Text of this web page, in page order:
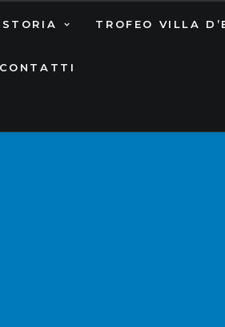
STORIA TROFEO VILLA
CONTATTI